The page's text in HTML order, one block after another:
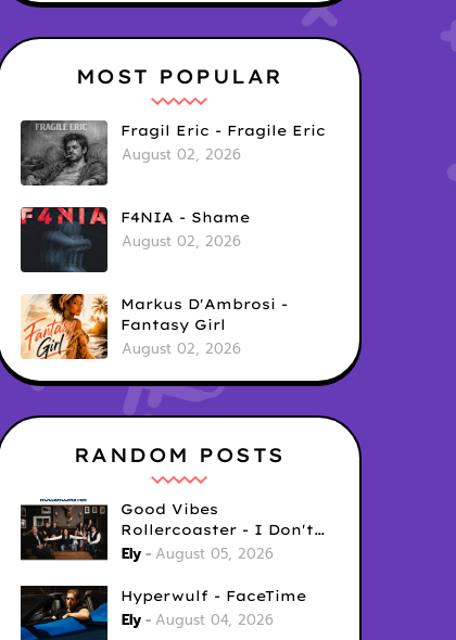
MOST POPULAR
Fragil Eric - Fragile Eric
August 02, 2026
F4NIA - Shame
August 02, 2026
Markus D'Ambrosi -
Fantasy Girl
August 02, 2026
RANDOM POSTS
Good Vibes
Rollercoaster - I Don't
Care
Ely August 05, 2026
Hyperwulf - FaceTime
Ely August 04, 2026